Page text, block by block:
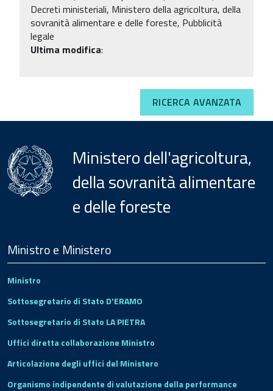
Decreti ministeriali, Ministero della agricoltura, della
sovranità alimentare e delle foreste, Pubblicità
legale
Ultima modifica:
RICERCA AVANZATA
Ministero dell'agricoltura,
della sovranità alimentare
e delle foreste
Footer
Ministro e Ministero
Ministro
Sottosegretario di Stato D'ERAMO
Sottosegretario di Stato LA PIETRA
Uffici diretta collaborazione Ministro
Articolazione degli uffici del Ministero
Organismo indipendente di valutazione della performance